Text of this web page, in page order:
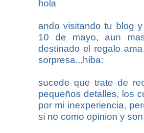
hola
ando visitando tu blog
10 de mayo, aun
destinado el regalo
sorpresa...hiba:
sucede que trate de
pequeños detalles, los
por mi inexperiencia,
si no como opinion y